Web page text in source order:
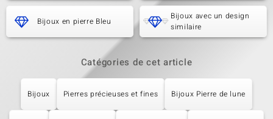
Bijoux en pierre Bleu
Bijoux avec un design
similaire
Catégories de cet article
Bijoux Pierres précieuses et fines Bijoux Pierre de lune